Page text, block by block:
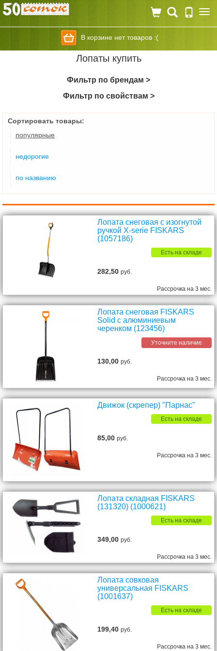
В корзине нет товаров :(
Лопаты купить
Фильтр по брендам >
Фильтр по свойствам >
Сортировать товары:
популярные
недорогие
по названию
Лопата снеговая c изогнутой
ручкой X-serie FISKARS
(1057186)
Есть на складе
282,50руб.
Рассрочка на 3 мес.
Лопата снеговая FISKARS
Solid с алюминиевым
черенком (123456)
Уточните наличие
130,00руб.
Рассрочка на 3 мес.
Движок (скрепер) "Парнас"
Есть на складе
85,00руб.
Рассрочка на 3 мес.
Лопата складная FISKARS
(131320) (1000621)
Есть на складе
349,00руб.
Рассрочка на 3 мес.
Лопата совковая
универсальная FISKARS
(1001637)
Есть на складе
199,40руб.
Рассрочка на 3 мес.